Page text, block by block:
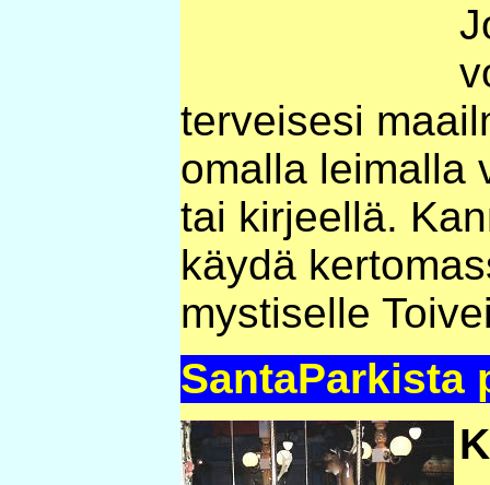
terveisesi
omalla leimalla
tai kirjeellä.
käydä
mystiselle
SantaParkista